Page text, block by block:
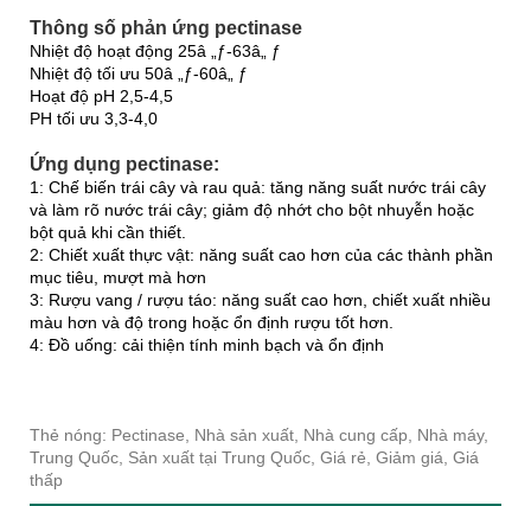
Thông số phản ứng pectinase
Nhiệt độ hoạt động 25â „ƒ-63â„ ƒ
Nhiệt độ tối ưu 50â „ƒ-60â„ ƒ
Hoạt độ pH 2,5-4,5
PH tối ưu 3,3-4,0
Ứng dụng pectinase:
1: Chế biến trái cây và rau quả: tăng năng suất nước trái cây
và làm rõ nước trái cây; giảm độ nhớt cho bột nhuyễn hoặc
bột quả khi cần thiết.
2: Chiết xuất thực vật: năng suất cao hơn của các thành phần
mục tiêu, mượt mà hơn
3: Rượu vang / rượu táo: năng suất cao hơn, chiết xuất nhiều
màu hơn và độ trong hoặc ổn định rượu tốt hơn.
4: Đồ uống: cải thiện tính minh bạch và ổn định
Thẻ nóng: Pectinase, Nhà sản xuất, Nhà cung cấp, Nhà máy,
Trung Quốc, Sản xuất tại Trung Quốc, Giá rẻ, Giảm giá, Giá
thấp